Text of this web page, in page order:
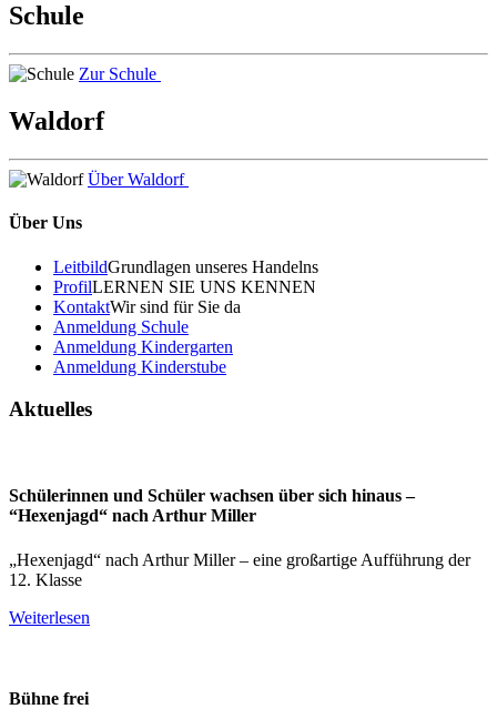
Schule
Zur Schule
Waldorf
Über Waldorf
Über Uns
LeitbildGrundlagen unseres Handelns
ProfilLERNEN SIE UNS KENNEN
KontaktWir sind für Sie da
Anmeldung Schule
Anmeldung Kindergarten
Anmeldung Kinderstube
Aktuelles
Schülerinnen und Schüler wachsen über sich hinaus –
“Hexenjagd“ nach Arthur Miller
„Hexenjagd“ nach Arthur Miller – eine großartige Aufführung der
12. Klasse
Weiterlesen
Bühne frei